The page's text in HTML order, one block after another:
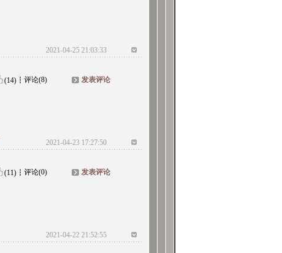
2021-04-25 21:03:33
(14) 评论(8) 发表评论
2021-04-23 17:27:50
(11) 评论(0) 发表评论
2021-04-22 21:52:55